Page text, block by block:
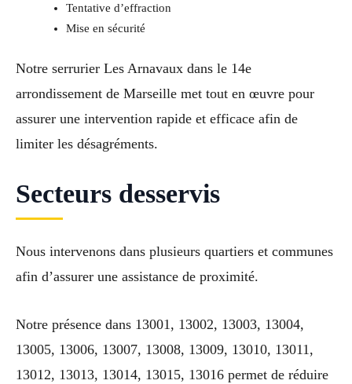
Tentative d’effraction
Mise en sécurité
Notre serrurier Les Arnavaux dans le 14e
arrondissement de Marseille met tout en œuvre pour
assurer une intervention rapide et efficace afin de
limiter les désagréments.
Secteurs desservis
Nous intervenons dans plusieurs quartiers et communes
afin d’assurer une assistance de proximité.
Notre présence dans 13001, 13002, 13003, 13004,
13005, 13006, 13007, 13008, 13009, 13010, 13011,
13012, 13013, 13014, 13015, 13016 permet de réduire